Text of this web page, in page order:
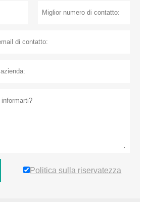
Politica sulla riservatezza